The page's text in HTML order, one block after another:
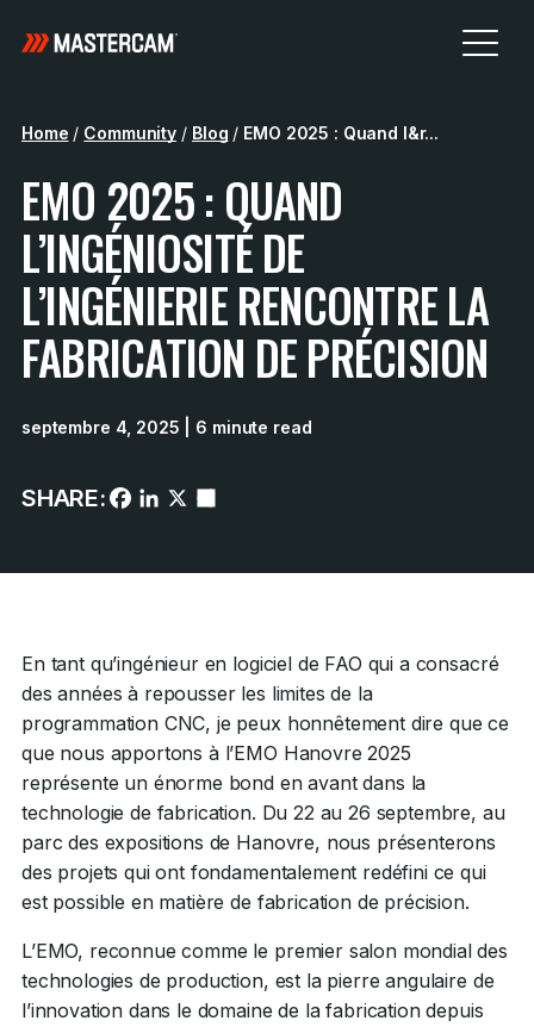
Home / Community / Blog / EMO 2025 : Quand l&r...
EMO 2025 : QUAND
L’INGÉNIOSITÉ DE
L’INGÉNIERIE RENCONTRE LA
FABRICATION DE PRÉCISION
septembre 4, 2025 | 6 minute read
SHARE:
En tant qu’ingénieur en logiciel de FAO qui a consacré
des années à repousser les limites de la
programmation CNC, je peux honnêtement dire que ce
que nous apportons à l’EMO Hanovre 2025
représente un énorme bond en avant dans la
technologie de fabrication. Du 22 au 26 septembre, au
parc des expositions de Hanovre, nous présenterons
des projets qui ont fondamentalement redéfini ce qui
est possible en matière de fabrication de précision.
L’EMO, reconnue comme le premier salon mondial des
technologies de production, est la pierre angulaire de
l’innovation dans le domaine de la fabrication depuis